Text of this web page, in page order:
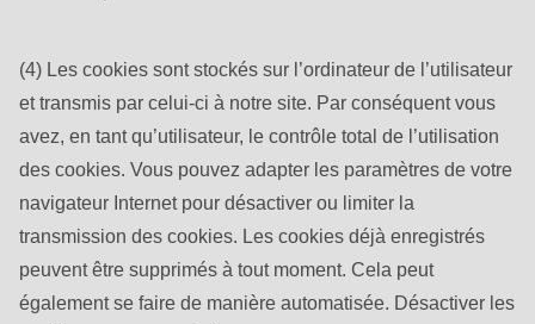
(4) Les cookies sont stockés sur l’ordinateur de l’utilisateur
et transmis par celui-ci à notre site. Par conséquent vous
avez, en tant qu’utilisateur, le contrôle total de l’utilisation
des cookies. Vous pouvez adapter les paramètres de votre
navigateur Internet pour désactiver ou limiter la
transmission des cookies. Les cookies déjà enregistrés
peuvent être supprimés à tout moment. Cela peut
également se faire de manière automatisée. Désactiver les